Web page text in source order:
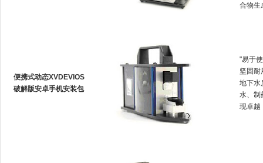
合物生成
便携式动态XVDEVIOS
破解版安卓手机安装包
"易于使
坚固耐
地下水
水、
现卓越